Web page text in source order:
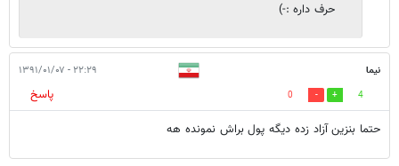
حرف داره :-)
نیما ۲۲:۲۹ - ۱۳۹۱/۰۱/۰۷
4
0
پاسخ
حتما بنزین آزاد زده دیگه پول براش نمونده هه